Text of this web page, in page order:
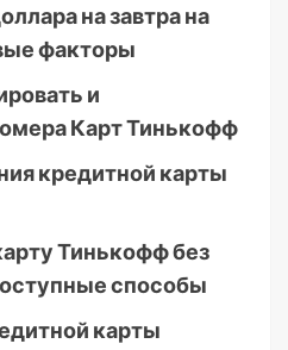
на завтра на
факторы
и
Карт Тинькофф
кредитной карты
Тинькофф без
способы
карты